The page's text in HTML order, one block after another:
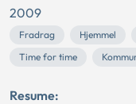
2009
Fradrag Hjemmel
Time for time
Resume: